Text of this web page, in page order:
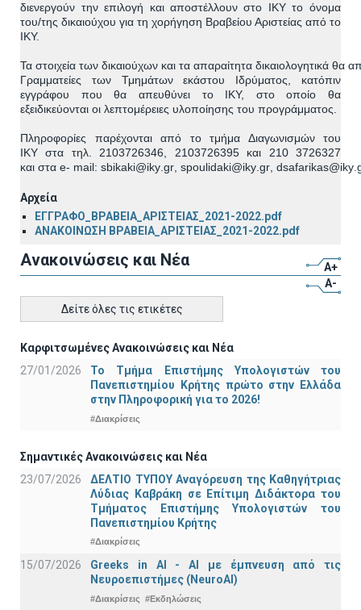
διενεργούν την επιλογή και αποστέλλουν στο ΙΚΥ το όνομα
του/της δικαιούχου για τη χορήγηση Βραβείου Αριστείας από το
ΙΚΥ.
Τα στοιχεία των δικαιούχων και τα απαραίτητα δικαιολογητικά θα
Γραμματείες των Τμημάτων εκάστου Ιδρύματος , κατόπιν
εγγράφου που θα
απευθύνει το ΙΚΥ, στο οποίο θα
εξειδικεύονται οι λεπτομέρειες υλοποίησης του προγράμματος.
Πληροφορίες παρέχονται από το τμήμα Διαγωνισμών του
ΙΚΥ στα τηλ. 2103726346 2103726395 και
210 3726327
και στα e- mail: sbikaki@iky gr spoulidaki@iky gr dsafarikas@iky
Αρχεία
ΕΓΓΡΑΦΟ_ΒΡΑΒΕΙΑ_ΑΡΙΣΤΕΙΑΣ_2021-2022.pdf
ΑΝΑΚΟΙΝΩΣΗ ΒΡΑΒΕΙΑ_ΑΡΙΣΤΕΙΑΣ_2021-2022.pdf
Ανακοινώσεις και Νέα
A+
A-
Δείτε όλες τις ετικέτες
Καρφιτσωμένες Ανακοινώσεις και Νέα
27/01/2026
Το Τμήμα Επιστήμης Υπολογιστών του
Πανεπιστημίου Κρήτης πρώτο στην Ελλάδα
στην Πληροφορική για το 2026!
#Διακρίσεις
Σημαντικές Ανακοινώσεις και Νέα
23/07/2026
ΔΕΛΤΙΟ ΤΥΠΟΥ Αναγόρευση της Καθηγήτριας
Λύδιας Καβράκη σε Επίτιμη Διδάκτορα του
Τμήματος Επιστήμης Υπολογιστών του
Πανεπιστημίου Κρήτης
#Διακρίσεις
15/07/2026
Greeks in AI - ΑΙ με έμπνευση από τις
Νευροεπιστήμες (NeuroAI)
#Διακρίσεις #Εκδηλώσεις